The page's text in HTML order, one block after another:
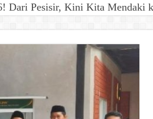
Dari Pesisir, Kini Kita Mendaki